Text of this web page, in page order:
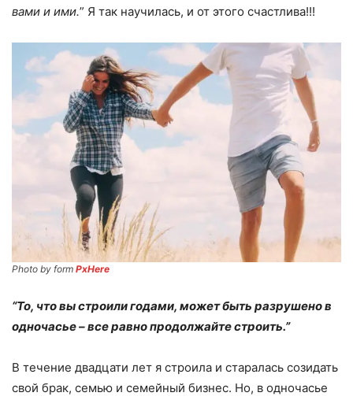
вами и ими.” Я так научилась, и от этого счастлива!!!
Photo by form PxHere
“То, что вы строили годами, может быть разрушено в
одночасье – все равно продолжайте строить.”
В течение двадцати лет я строила и старалась созидать
свой брак, семью и семейный бизнес. Но, в одночасье